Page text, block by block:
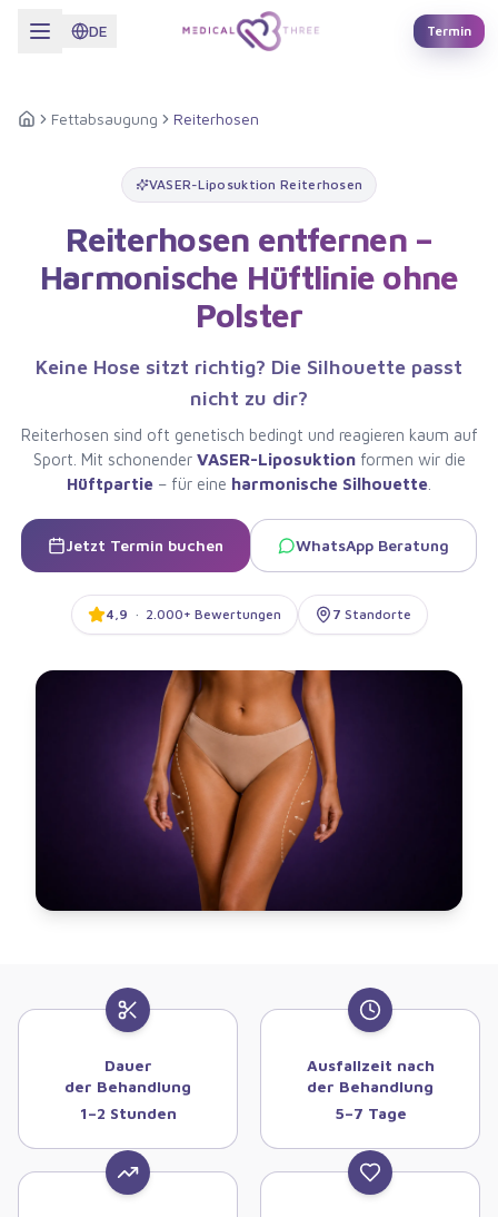
DE Termin
Startseite
Fettabsaugung Reiterhosen
VASER-Liposuktion Reiterhosen
Reiterhosen entfernen –
Harmonische Hüftlinie ohne
Polster
Keine Hose sitzt richtig? Die Silhouette passt
nicht zu dir?
Reiterhosen sind oft genetisch bedingt und reagieren kaum auf
Sport. Mit schonender VASER-Liposuktionformen wir die
Hüftpartie – für eine harmonische Silhouette
Jetzt Termin buchen WhatsApp Beratung
4,9 · 2.000+ Bewertungen 7 Standorte
Dauer
der Behandlung
1–2 Stunden
Ausfallzeit nach
der Behandlung
5–7 Tage